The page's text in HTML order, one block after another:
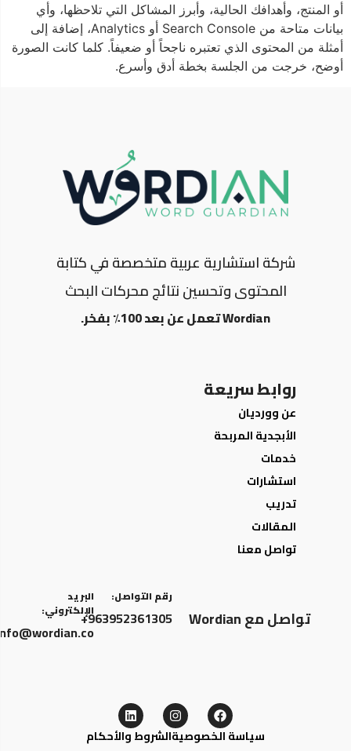
أو المنتج، وأهدافك الحالية، وأبرز المشاكل التي تلاحظها، وأي
بيانات متاحة من Search Console أو Analytics، إضافة إلى
أمثلة من المحتوى الذي تعتبره ناجحاً أو ضعيفاً. كلما كانت الصورة
أوضح، خرجت من الجلسة بخطة أدق وأسرع.
شركة استشارية عربية متخصصة في كتابة
المحتوى وتحسين نتائج محركات البحث
Wordian تعمل عن بعد 100٪ بفخر.
روابط سريعة
عن وورديان
الأبجدية المربحة
خدمات
استشارات
تدريب
المقالات
تواصل معنا
تواصل مع Wordian
رقم التواصل:
963952361305+
البريد
الإلكتروني:
info@wordian.co
سياسة الخصوصيةالشروط والأحكام